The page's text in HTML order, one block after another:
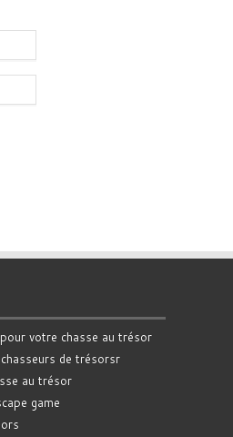
votre chasse au trésor
de trésorsr
au trésor
game